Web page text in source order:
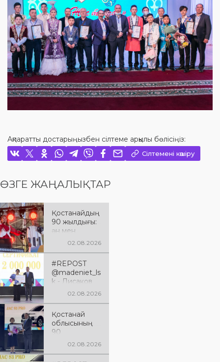
Ақпаратты достарыңызбен сілтеме арқылы бөлісіңіз:
Сілтемені көшіру
ӨЗГЕ ЖАҢАЛЫҚТАР
Қостанайдың
90 жылдығы:
ән мен
әсерге толы
02.08.2026
#REPOST
@madeniet_ls
k - Лисаков
қаласы
құрылғанына
90 жыл
толуына
арналған
XXXVIII
02.08.2026
Қостанай
облысының
90
жылдығына
02.08.2026